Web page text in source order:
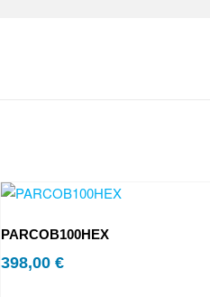
PARCOB100HEX
398,00 €